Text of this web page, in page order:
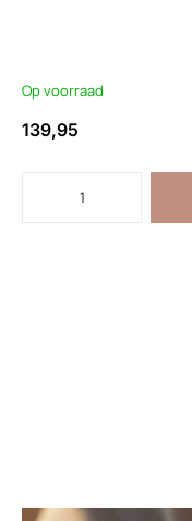
Op voorraad
139,95